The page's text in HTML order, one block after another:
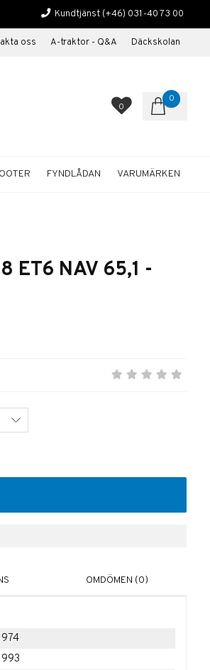
Kundtjänst (+46) 031-40 73 00
oss A-traktor - Q&A Däckskolan
0
0
FYNDLÅDAN VARUMÄRKEN
ET6 NAV 65,1 -
OMDÖMEN (0)